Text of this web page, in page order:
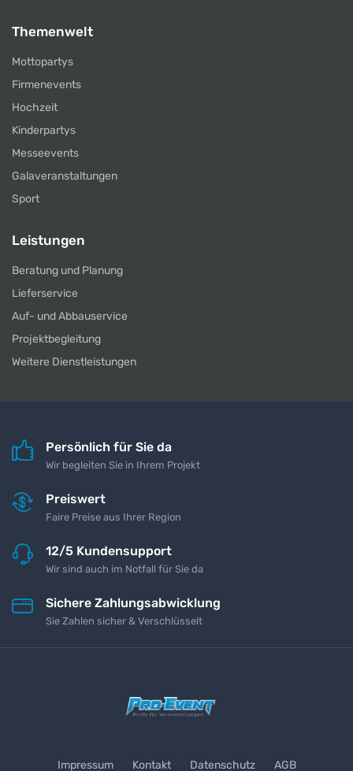
Themenwelt
Mottopartys
Firmenevents
Hochzeit
Kinderpartys
Messeevents
Galaveranstaltungen
Sport
Leistungen
Beratung und Planung
Lieferservice
Auf- und Abbauservice
Projektbegleitung
Weitere Dienstleistungen
Persönlich für Sie da
Wir begleiten Sie in Ihrem Projekt
Preiswert
Faire Preise aus Ihrer Region
12/5 Kundensupport
Wir sind auch im Notfall für Sie da
Sichere Zahlungsabwicklung
Sie Zahlen sicher & Verschlüsselt
Impressum Kontakt Datenschutz AGB